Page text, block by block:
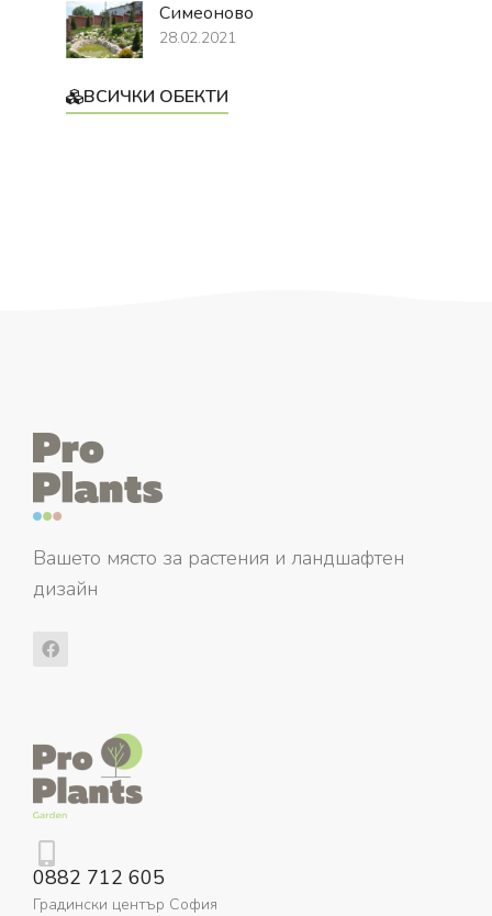
Симеоново
28.02.2021
ВСИЧКИ ОБЕКТИ
Вашето място за растения и ландшафтен
дизайн
0882 712 605
Градински център София